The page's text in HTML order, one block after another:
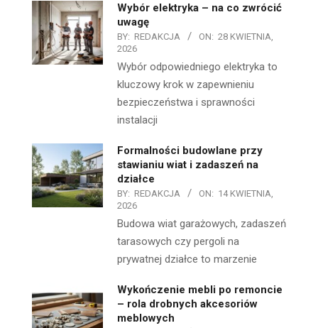
Wybór elektryka – na co zwrócić
uwagę
BY: REDAKCJA ON: 28 KWIETNIA,
2026
Wybór odpowiedniego elektryka to
kluczowy krok w zapewnieniu
bezpieczeństwa i sprawności
instalacji
Formalności budowlane przy
stawianiu wiat i zadaszeń na
działce
BY: REDAKCJA ON: 14 KWIETNIA,
2026
Budowa wiat garażowych, zadaszeń
tarasowych czy pergoli na
prywatnej działce to marzenie
Wykończenie mebli po remoncie
– rola drobnych akcesoriów
meblowych